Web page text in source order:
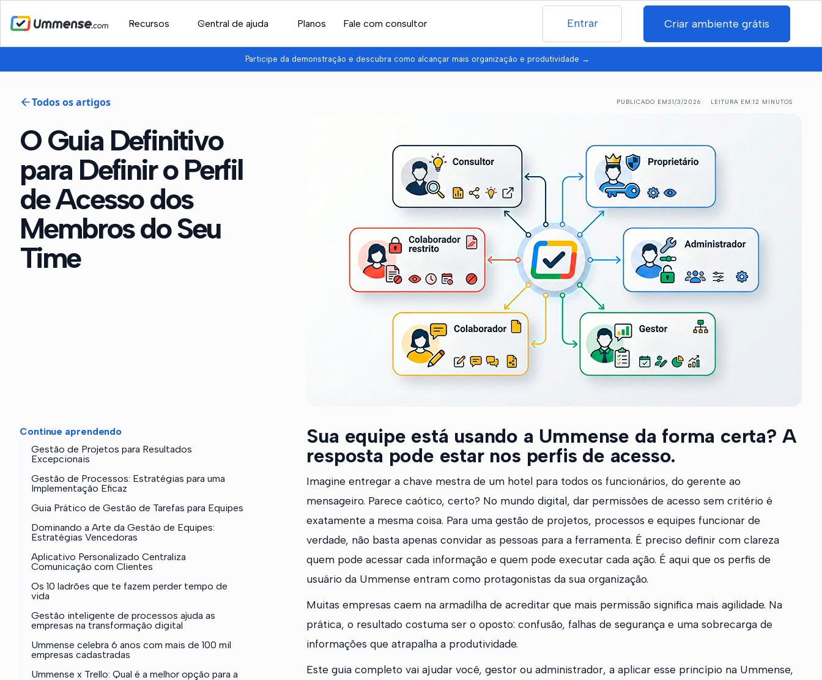
Recursos Central de ajuda Planos Fale com consultor Entrar Criar ambiente grátis
Participe da demonstração e descubra como alcançar mais organização e produtividade →
Todos os artigos PUBLICADO EM31/3/2026 LEITURA EM:12 MINUTOS
O Guia Definitivo
para Definir o Perfil
de Acesso dos
Membros do Seu
Time
Continue aprendendo
Gestão de Projetos para Resultados
Excepcionais
Gestão de Processos: Estratégias para uma
Implementação Eficaz
Guia Prático de Gestão de Tarefas para Equipes
Dominando a Arte da Gestão de Equipes:
Estratégias Vencedoras
Aplicativo Personalizado Centraliza
Comunicação com Clientes
Os 10 ladrões que te fazem perder tempo de
vida
Gestão inteligente de processos ajuda as
empresas na transformação digital
Ummense celebra 6 anos com mais de 100 mil
empresas cadastradas
Ummense x Trello: Qual é a melhor opção para a
Sua equipe está usando a Ummense da forma certa? A
resposta pode estar nos perfis de acesso.
Imagine entregar a chave mestra de um hotel para todos os funcionários, do gerente ao
mensageiro. Parece caótico, certo? No mundo digital, dar permissões de acesso sem critério é
exatamente a mesma coisa. Para uma gestão de projetos, processos e equipes funcionar de
verdade, não basta apenas convidar as pessoas para a ferramenta. É preciso definir com clareza
quem pode acessar cada informação e quem pode executar cada ação. É aqui que os perfis de
usuário da Ummense entram como protagonistas da sua organização.
Muitas empresas caem na armadilha de acreditar que mais permissão significa mais agilidade. Na
prática, o resultado costuma ser o oposto: confusão, falhas de segurança e uma sobrecarga de
informações que atrapalha a produtividade.
Este guia completo vai ajudar você, gestor ou administrador, a aplicar esse princípio na Ummense,